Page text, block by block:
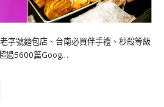
字號麵包店、台南必買伴手禮、秒殺等級
過5600篇Goog…